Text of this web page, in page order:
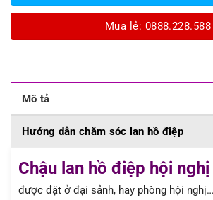
Mua lẻ: 0888.228.588
Mô tả
Hướng dẫn chăm sóc lan hồ điệp
Chậu lan hồ điệp hội
được đặt ở đại sảnh, hay phòng hội